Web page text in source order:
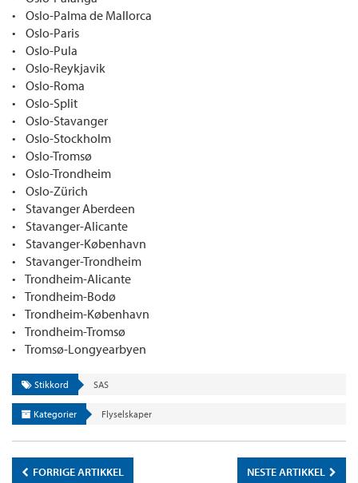
• Oslo-Palma de Mallorca
• Oslo-Paris
• Oslo-Pula
• Oslo-Reykjavik
• Oslo-Roma
• Oslo-Split
• Oslo-Stavanger
• Oslo-Stockholm
• Oslo-Tromsø
• Oslo-Trondheim
• Oslo-Zürich
• Stavanger Aberdeen
• Stavanger-Alicante
• Stavanger-København
• Stavanger-Trondheim
• Trondheim-Alicante
• Trondheim-Bodø
• Trondheim-København
• Trondheim-Tromsø
• Tromsø-Longyearbyen
Stikkord SAS
Kategorier Flyselskaper
FORRIGE ARTIKKEL NESTE ARTIKKEL